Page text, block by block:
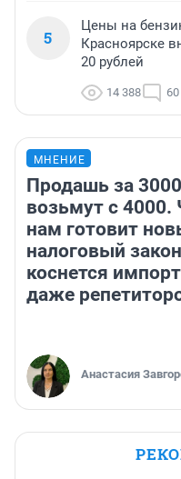
5
Цены на
Красноярске
20 рублей
14 388 60
МНЕНИЕ
Продашь за
возьмут с 4000.
нам готовит
налоговый
коснется
даже
Анастасия